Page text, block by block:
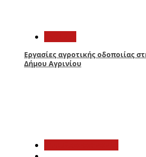
Εργασίες αγροτικής οδοποιίας
Δήμου Αγρινίου